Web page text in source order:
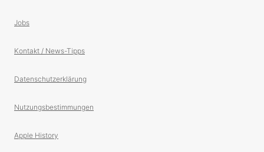
Jobs
Kontakt / News-Tipps
Datenschutzerklärung
Nutzungsbestimmungen
Apple History